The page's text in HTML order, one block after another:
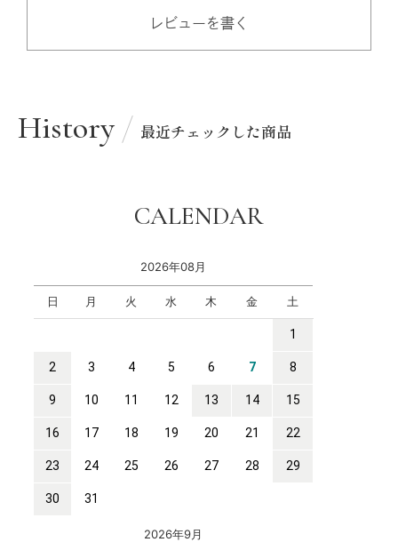
レビューを書く
History 最近チェックした商品
CALENDAR